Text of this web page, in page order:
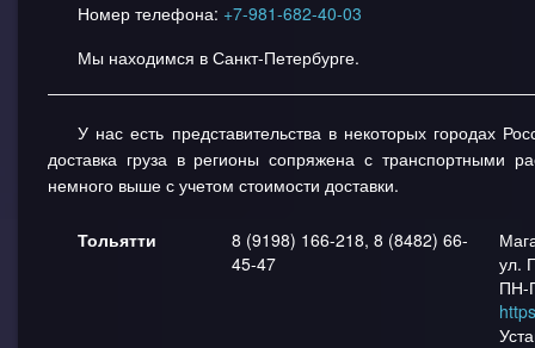
Номер телефона: +7-981-682-40-03
Мы находимся в Санкт-Петербурге.
У нас есть представительства в некоторых городах
доставка груза в регионы сопряжена с транспортными
немного выше с учетом стоимости доставки.
Тольятти
8 (9198) 166-218, 8 (8482) 66-
45-47
ул.
ПН-